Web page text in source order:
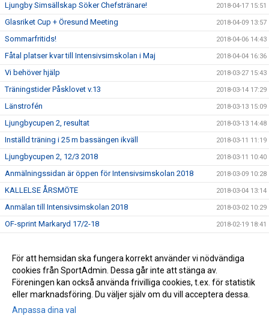
Ljungby Simsällskap Söker Chefstränare! 2018-04-17 15:51
Glasriket Cup + Öresund Meeting 2018-04-09 13:57
Sommarfritids! 2018-04-06 14:43
Fåtal platser kvar till Intensivsimskolan i Maj 2018-04-04 16:36
Vi behöver hjälp 2018-03-27 15:43
Träningstider Påsklovet v.13 2018-03-14 17:29
Länstrofén 2018-03-13 15:09
Ljungbycupen 2, resultat 2018-03-13 14:48
Inställd träning i 25 m bassängen ikväll 2018-03-11 11:19
Ljungbycupen 2, 12/3 2018 2018-03-11 10:40
Anmälningssidan är öppen för Intensivsimskolan 2018 2018-03-09 10:28
KALLELSE ÅRSMÖTE 2018-03-04 13:14
Anmälan till Intensivsimskolan 2018 2018-03-02 10:29
OF-sprint Markaryd 17/2-18 2018-02-19 18:41
Resultat Ljungbycupen 12/2 2018-02-13 14:47
Länktips simutrustning - Bra!! 2017-09-08 13:31
För att hemsidan ska fungera korrekt använder vi nödvändiga
cookies från SportAdmin. Dessa går inte att stänga av.
Föreningen kan också använda frivilliga cookies, t.ex. för statistik
eller marknadsföring. Du väljer själv om du vill acceptera dessa.
Anpassa dina val